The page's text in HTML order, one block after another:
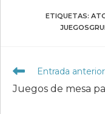
ETIQUETAS:
Leer
artículos
Entrada anterior
Juegos de mesa